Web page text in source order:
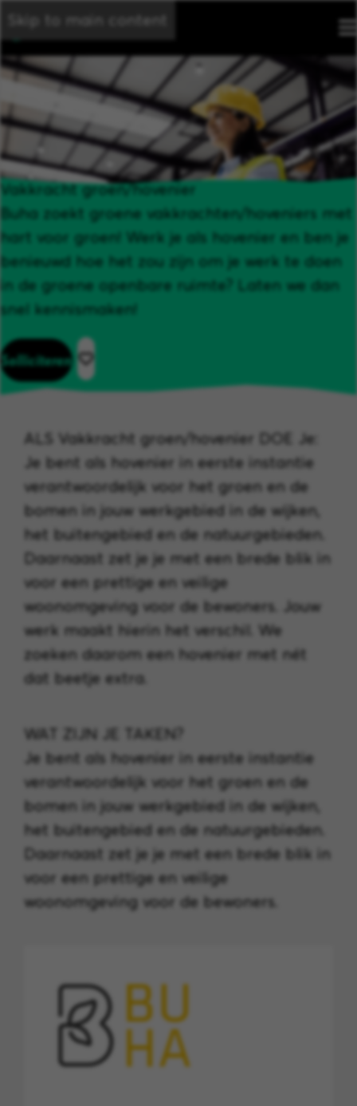
Skip to main content
Vakkracht groen/hovenier
Buha zoekt groene vakkrachten/hoveniers met
hart voor groen! Werk je als hovenier en ben je
benieuwd hoe het zou zijn om je werk te doen
in de groene openbare ruimte? Laten we dan
snel kennismaken!
Solliciteren
ALS Vakkracht groen/hovenier DOE Je:
Je bent als hovenier in eerste instantie
verantwoordelijk voor het groen en de
bomen in jouw werkgebied in de wijken,
het buitengebied en de natuurgebieden.
Daarnaast zet je je met een brede blik in
voor een prettige en veilige
woonomgeving voor de bewoners. Jouw
werk maakt hierin het verschil. We
zoeken daarom een hovenier met nét
dat beetje extra.
WAT ZIJN JE TAKEN?
Je bent als hovenier in eerste instantie
verantwoordelijk voor het groen en de
bomen in jouw werkgebied in de wijken,
het buitengebied en de natuurgebieden.
Daarnaast zet je je met een brede blik in
voor een prettige en veilige
woonomgeving voor de bewoners.